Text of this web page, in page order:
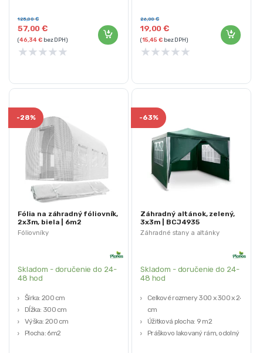
PE fólia 140 g/m2 UV4 odolná
+ sada tyčí na
vertikalizáciu/podporu rastlín
57,00€
125,00€
(46,34€bez DPH)
★★★★★
Materiál povrchovej úpravy: PE
19,00€
26,00€
(15,45€bez DPH)
★★★★★
Fóliovníky
-28%
Fólia na záhradný fóliovník,
2x3m, biela | 6m2
Skladom - doručenie do 24-
48 hod
Šírka: 200 cm
Dĺžka: 300 cm
Výška: 200 cm
Plocha: 6m2
Záhradné stany a altánky
-63%
Záhradný altánok, zelený,
3x3m | BCJ4935
Skladom - doručenie do 24-
48 hod
Celkové rozmery 300 x 300 x 245
cm
Úžitková plocha: 9 m2
Práškovo lakovaný rám, odolný